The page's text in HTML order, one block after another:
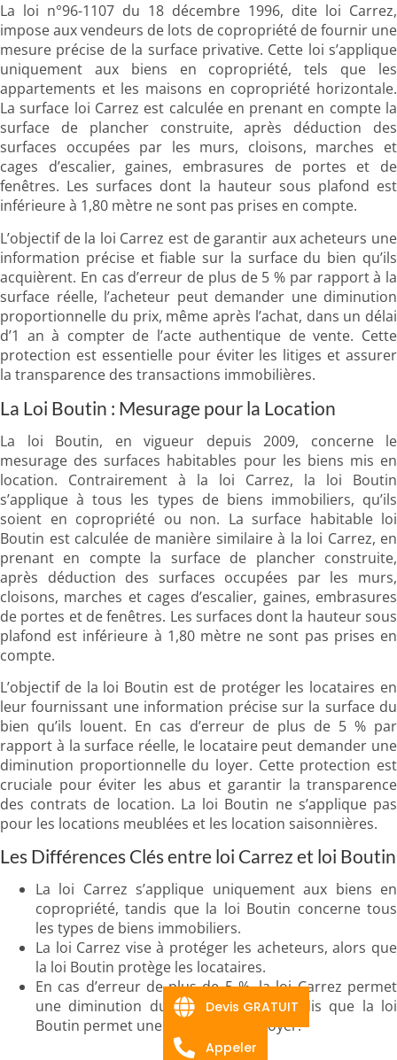
La loi n°96-1107 du 18 décembre 1996, dite loi Carrez,
impose aux vendeurs de lots de copropriété de fournir une
mesure précise de la surface privative. Cette loi s’applique
uniquement aux biens en copropriété, tels que les
appartements et les maisons en copropriété horizontale.
La surface loi Carrez est calculée en prenant en compte la
surface de plancher construite, après déduction des
surfaces occupées par les murs, cloisons, marches et
cages d’escalier, gaines, embrasures de portes et de
fenêtres. Les surfaces dont la hauteur sous plafond est
inférieure à 1,80 mètre ne sont pas prises en compte.
L’objectif de la loi Carrez est de garantir aux acheteurs une
information précise et fiable sur la surface du bien qu’ils
acquièrent. En cas d’erreur de plus de 5 % par rapport à la
surface réelle, l’acheteur peut demander une diminution
proportionnelle du prix, même après l’achat, dans un délai
d’1 an à compter de l’acte authentique de vente. Cette
protection est essentielle pour éviter les litiges et assurer
la transparence des transactions immobilières.
La Loi Boutin : Mesurage pour la Location
La loi Boutin, en vigueur depuis 2009, concerne le
mesurage des surfaces habitables pour les biens mis en
location. Contrairement à la loi Carrez, la loi Boutin
s’applique à tous les types de biens immobiliers, qu’ils
soient en copropriété ou non. La surface habitable loi
Boutin est calculée de manière similaire à la loi Carrez, en
prenant en compte la surface de plancher construite,
après déduction des surfaces occupées par les murs,
cloisons, marches et cages d’escalier, gaines, embrasures
de portes et de fenêtres. Les surfaces dont la hauteur sous
plafond est inférieure à 1,80 mètre ne sont pas prises en
compte.
L’objectif de la loi Boutin est de protéger les locataires en
leur fournissant une information précise sur la surface du
bien qu’ils louent. En cas d’erreur de plus de 5 % par
rapport à la surface réelle, le locataire peut demander une
diminution proportionnelle du loyer. Cette protection est
cruciale pour éviter les abus et garantir la transparence
des contrats de location. La loi Boutin ne s’applique pas
pour les locations meublées et les location saisonnières.
Les Différences Clés entre loi Carrez et loi Boutin
La loi Carrez s’applique uniquement aux biens en
copropriété, tandis que la loi Boutin concerne tous
les types de biens immobiliers.
La loi Carrez vise à protéger les acheteurs, alors que
la loi Boutin protège les locataires.
En cas d’erreur de plus de 5 %, la loi Carrez permet
une diminution du prix de vente, tandis que la loi
Boutin permet une diminution du loyer.
Devis GRATUIT
Appeler